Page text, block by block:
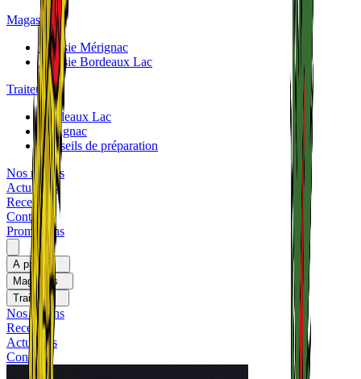
Magasins
Eurasie Mérignac
Eurasie Bordeaux Lac
Traiteurs
Bordeaux Lac
Mérignac
Conseils de préparation
Nos rayons
Actualités
Recettes
Contact
Promotions
A propos
Magasins
Traiteurs
Nos rayons
Recettes
Actualités
Contact